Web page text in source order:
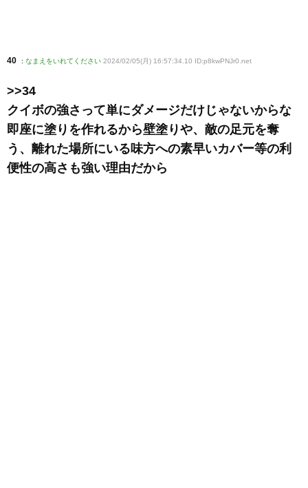
40 : なまえをいれてください 2024/02/05(月) 16:57:34.10 ID:p8kwPNJr0.net
>>34
クイボの強さって単にダメージだけじゃないからな
即座に塗りを作れるから壁塗りや、敵の足元を奪
う、離れた場所にいる味方への素早いカバー等の利
便性の高さも強い理由だから